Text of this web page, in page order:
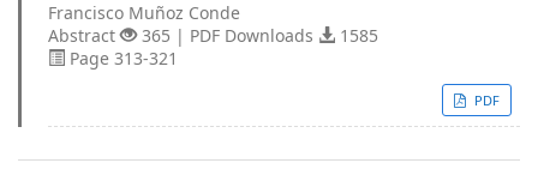
Francisco Muñoz Conde
Abstract
365 | PDF Downloads
1585
Page 313-321
PDF